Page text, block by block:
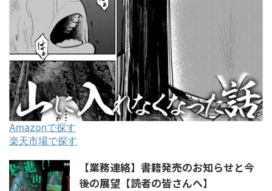
Amazonで探す
楽天市場で探す
【業務連絡】書籍発売のお知らせと今
後の展望【読者の皆さんへ】